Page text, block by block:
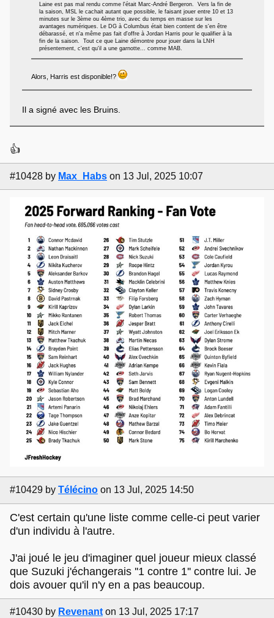
Laine est pas mal rendu comme l'était Marc-André Bergeron. Vers la fin de
la saison, MSL le cachait autant que possible, le faisant jouer entre 10 et 13
minutes sur le 3ème ou 4ème trio, avec du temps en masse sur les
avantages numériques. Le DG à Columbus était bien content de s'en être
débarassé, et n'a même pas fait d'offre à Jordan Harris pour le qualifier à la
fin de la saison. Tout ce que Laine démontre pour jouer dans la LNH
présentement, c'est qu'il a une garnotte... comme MAB.
Alors, Harris est disponible!?
Il a signé avec les Bruins.
👍
#10428 by Max_Habs on 13 Jul, 2025 10:07
#10429 by Télécino on 13 Jul, 2025 14:50
C'est certain qu'une liste comme celle-ci peut varier
d'un individu à l'autre.
J'ai joué le jeu d'imaginer quel joueur mieux classé
que Suzuki j'échangerais ''1 contre 1'' contre lui. Je
dois avouer qu'il n'y en a pas beaucoup.
#10430 by Revenant on 13 Jul, 2025 17:17